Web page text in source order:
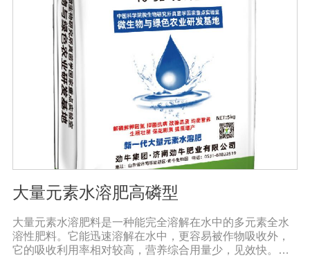
分裂素、生长素等活性物质, 刺激、调节、促进作物的生长
发育, 增强农作物的抗逆性能, 有利于农作物的增产5、预
防、抑制细菌、真菌性病害如:小麦根腐病、镰刀菌、姜腐
病、黄萎病、灰葡萄孢、香蕉与棉花等枯萎病。
大量元素水溶肥高磷型
大量元素水溶肥料是一种能完全溶解在水中的多元素全水
溶性肥料。它能迅速溶解在水中，更容易被作物吸收外，
它的吸收利用率相对较高，营养综合用量少，见效快。用